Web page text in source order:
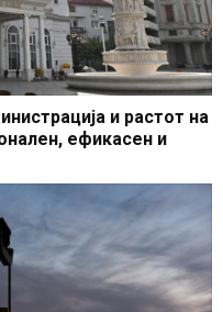
и растот на
ефикасен и